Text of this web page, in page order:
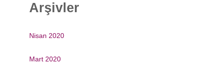
Arşivler
Nisan 2020
Mart 2020